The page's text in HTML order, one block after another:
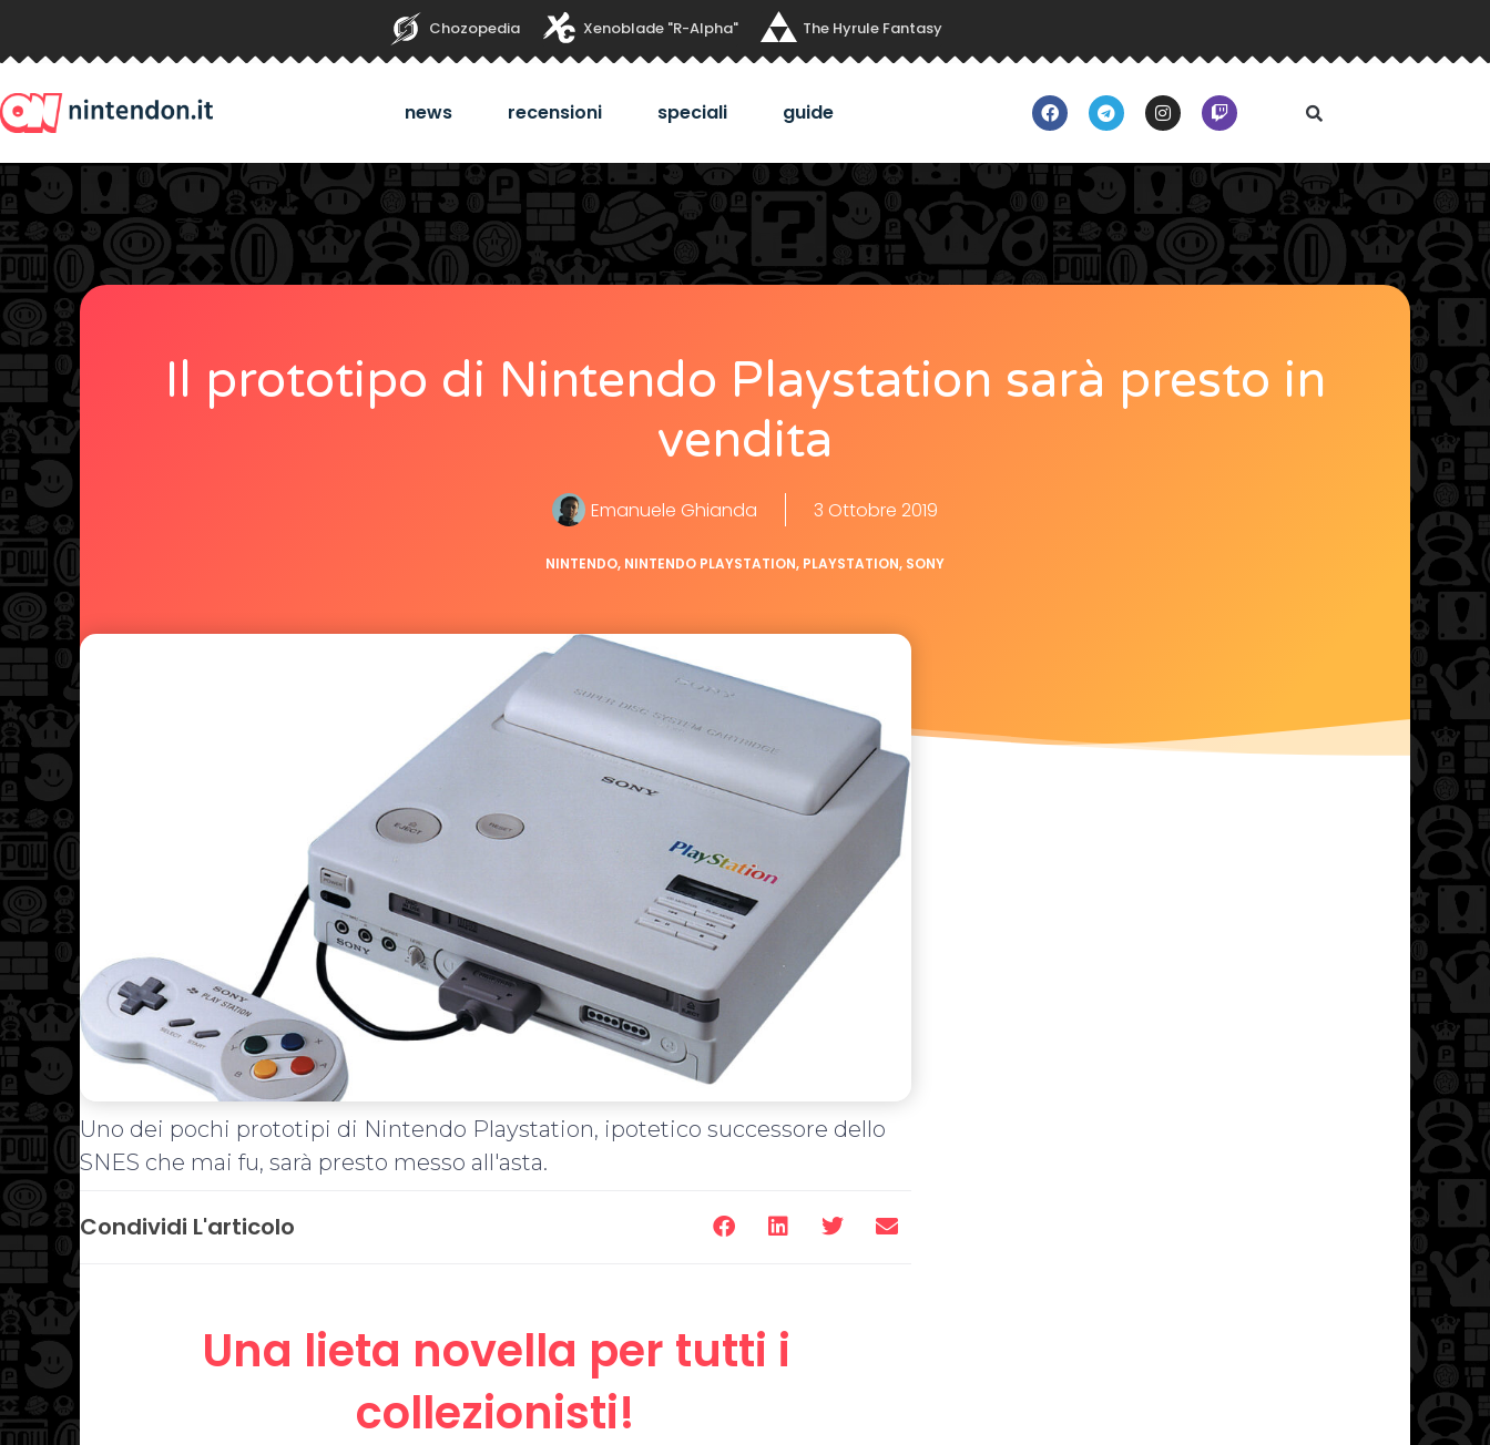
Chozopedia Xenoblade "R-Alpha" The Hyrule Fantasy
news recensioni speciali guide
Il prototipo di Nintendo Playstation sarà presto in
vendita
Emanuele Ghianda 3 Ottobre 2019
NINTENDO, NINTENDO PLAYSTATION, PLAYSTATION, SONY
Uno dei pochi prototipi di Nintendo Playstation, ipotetico successore dello
SNES che mai fu, sarà presto messo all'asta.
Condividi L'articolo
Una lieta novella per tutti i
collezionisti!